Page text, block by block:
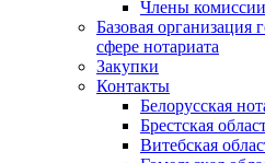
Члены комиссии
Базовая организация
сфере нотариата
Закупки
Контакты
Белорусская
Брестская
Витебская